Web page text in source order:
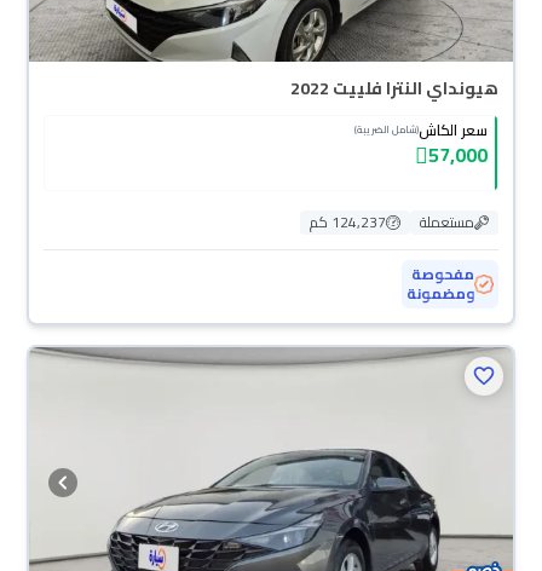
هيونداي النترا فلييت 2022
سعر الكاش(شامل الضريبة)
57,000
مستعملة
124,237 كم
مفحوصة
ومضمونة